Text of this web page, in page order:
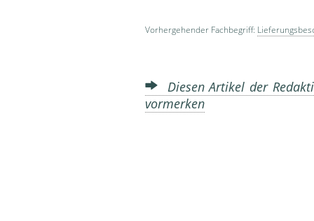
Vorhergehender Fachbegriff:
Diesen Artikel der
vormerken